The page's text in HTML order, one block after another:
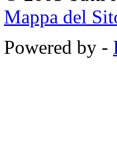
Mappa del
Powered by -